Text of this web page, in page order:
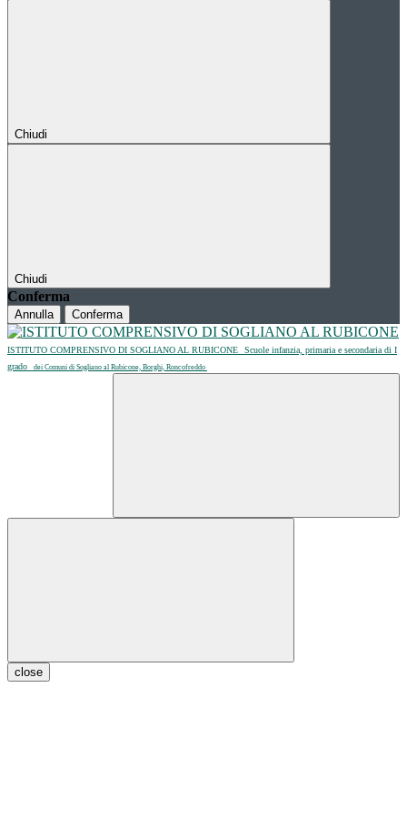
Chiudi
Chiudi
Conferma
Annulla Conferma
ISTITUTO COMPRENSIVO DI SOGLIANO AL RUBICONE
Scuole infanzia, primaria e secondaria di I
grado
dei Comuni di Sogliano al Rubicone, Borghi, Roncofreddo
close